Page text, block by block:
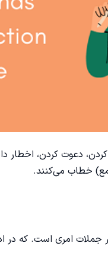
دعوت کردن، اخطار
خطاب می‌کنند.
جملات امری است. که در